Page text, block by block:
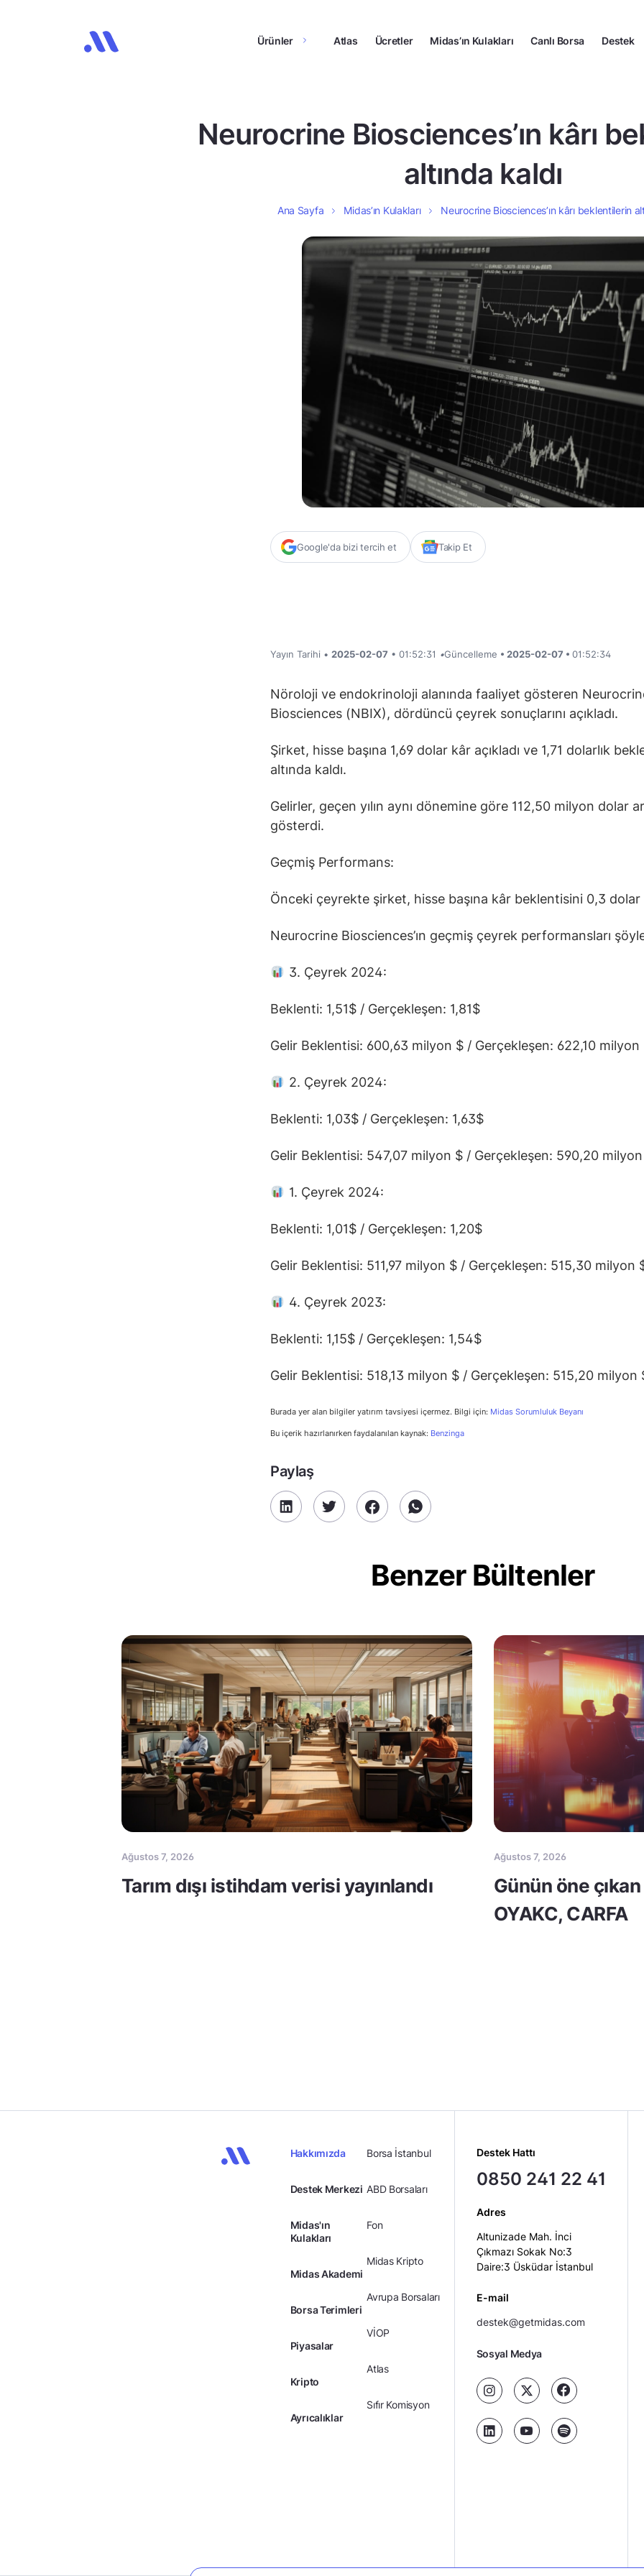
Ürünler Atlas Ücretler Midas’ın Kulakları Canlı Borsa Destek
Neurocrine Biosciences’ın kârı
altında kaldı
Ana Sayfa Midas’ın Kulakları Neurocrine Biosciences’ın kârı beklentilerin
Google'da bizi tercih et Takip Et
Yayın Tarihi • 2025-02-07 • 01:52:31 •Güncelleme • 2025-02-07 • 01:52:34
Nöroloji ve endokrinoloji alanında faaliyet gösteren
Biosciences (NBIX), dördüncü çeyrek sonuçlarını açıkladı.
Şirket, hisse başına 1,69 dolar kâr açıkladı ve 1,71 dolarlık
altında kaldı.
Gelirler, geçen yılın aynı dönemine göre 112,50 milyon dolar
gösterdi.
Geçmiş Performans:
Önceki çeyrekte şirket, hisse başına kâr beklentisini 0,3 dolar
Neurocrine Biosciences’ın geçmiş çeyrek performansları
3. Çeyrek 2024:
Beklenti: 1,51$ / Gerçekleşen: 1,81$
Gelir Beklentisi: 600,63 milyon $ / Gerçekleşen: 622,10 milyon
2. Çeyrek 2024:
Beklenti: 1,03$ / Gerçekleşen: 1,63$
Gelir Beklentisi: 547,07 milyon $ / Gerçekleşen: 590,20
1. Çeyrek 2024:
Beklenti: 1,01$ / Gerçekleşen: 1,20$
Gelir Beklentisi: 511,97 milyon $ / Gerçekleşen: 515,30 milyon
4. Çeyrek 2023:
Beklenti: 1,15$ / Gerçekleşen: 1,54$
Gelir Beklentisi: 518,13 milyon $ / Gerçekleşen: 515,20 milyon
Burada yer alan bilgiler yatırım tavsiyesi içermez. Bilgi için: Midas Sorumluluk Beyanı
Bu içerik hazırlanırken faydalanılan kaynak: Benzinga
Paylaş
Benzer Bültenler
Ağustos 7, 2026
Tarım dışı istihdam verisi yayınlandı
Ağustos 7, 2026
Günün öne
OYAKC, CARFA
Hakkımızda
Destek Merkezi
Midas'ın
Kulakları
Midas Akademi
Borsa Terimleri
Piyasalar
Kripto
Ayrıcalıklar
Borsa İstanbul
ABD Borsaları
Fon
Midas Kripto
Avrupa Borsaları
VİOP
Atlas
Sıfır Komisyon
Destek Hattı
0850 241 22 41
Adres
Altunizade Mah. İnci
Çıkmazı Sokak No:3
Daire:3 Üsküdar İstanbul
E-mail
destek@getmidas.com
Sosyal Medya